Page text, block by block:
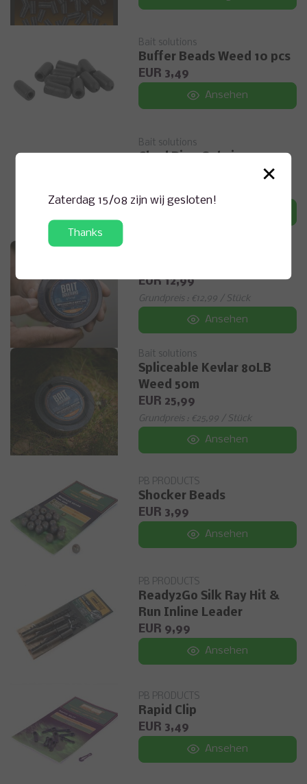
Bait solutions
Buffer Beads Weed 10 pcs
EUR 3,49
Ansehen
Bait solutions
EUR 12,99
Grundpreis : €12,99 / Stück
Ansehen
Bait solutions
Spliceable Kevlar 80LB
Weed 50m
EUR 25,99
Grundpreis : €25,99 / Stück
Ansehen
PB PRODUCTS
Shocker Beads
EUR 3,99
Ansehen
PB PRODUCTS
Ready2Go Silk Ray Hit &
Run Inline Leader
EUR 9,99
Ansehen
PB PRODUCTS
Rapid Clip
EUR 3,49
Ansehen
×
Zaterdag 15/08 zijn wij gesloten!
Thanks